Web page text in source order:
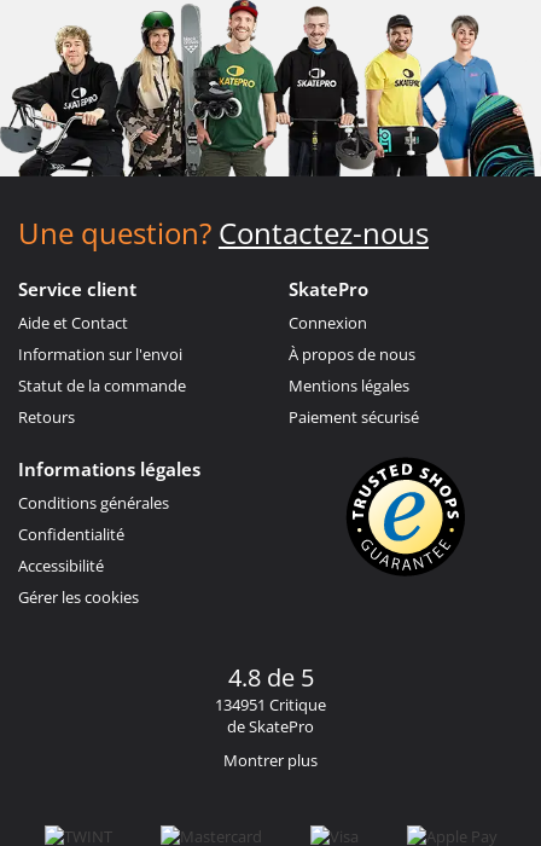
Une question? Contactez-nous
Service client
Aide et Contact
Information sur l'envoi
Statut de la commande
Retours
SkatePro
Connexion
À propos de nous
Mentions légales
Paiement sécurisé
Informations légales
Conditions générales
Confidentialité
Accessibilité
Gérer les cookies
4.8 de 5
134951 Critique
de SkatePro
Montrer plus